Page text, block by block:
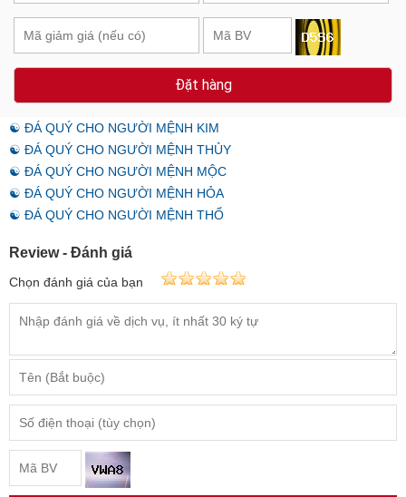
Đặt hàng
☯ ĐÁ QUÝ CHO NGƯỜI MỆNH KIM
☯ ĐÁ QUÝ CHO NGƯỜI MỆNH THỦY
☯ ĐÁ QUÝ CHO NGƯỜI MỆNH MỘC
☯ ĐÁ QUÝ CHO NGƯỜI MỆNH HỎA
☯ ĐÁ QUÝ CHO NGƯỜI MỆNH THỔ
Review - Đánh giá
Chọn đánh giá của bạn